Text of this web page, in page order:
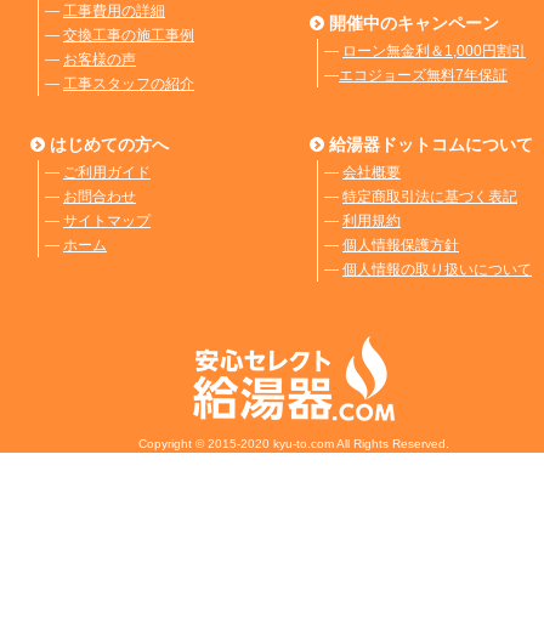
― 工事費用の詳細
― 交換工事の施工事例
― お客様の声
― 工事スタッフの紹介
開催中のキャンペーン
― ローン無金利＆1,000円割引
―エコジョーズ無料7年保証
はじめての方へ
― ご利用ガイド
― お問合わせ
― サイトマップ
― ホーム
給湯器ドットコムについて
― 会社概要
― 特定商取引法に基づく表記
― 利用規約
― 個人情報保護方針
― 個人情報の取り扱いについて
Copyright © 2015-2020 kyu-to.com All Rights Reserved.